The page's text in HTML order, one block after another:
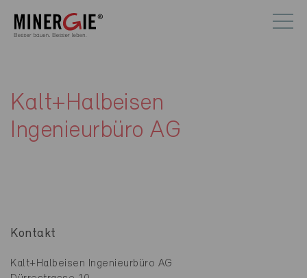
Kalt+Halbeisen
Ingenieurbüro AG
Kontakt
Kalt+Halbeisen Ingenieurbüro AG